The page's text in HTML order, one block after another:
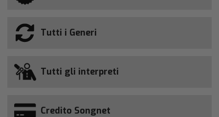
Tutti i Generi
Tutti gli interpreti
Credito Songnet